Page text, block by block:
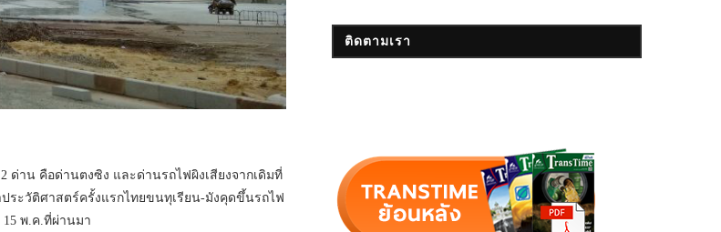
ด่าน คือด่านตงซิง และด่านรถไฟผิงเสียงจากเดิมที่
ระวัติศาสตร์ครั้งแรกไทยขนทุเรียน-มังคุดขึ้นรถไฟ
พ.ค.ที่ผ่านมา
ติดตามเรา